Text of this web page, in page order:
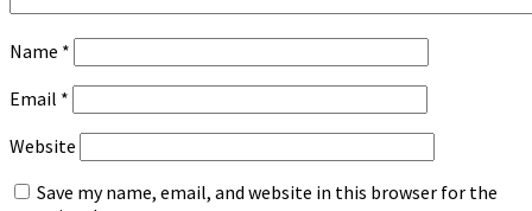
Name *
Email *
Website
Save my name, email, and website in this browser for the